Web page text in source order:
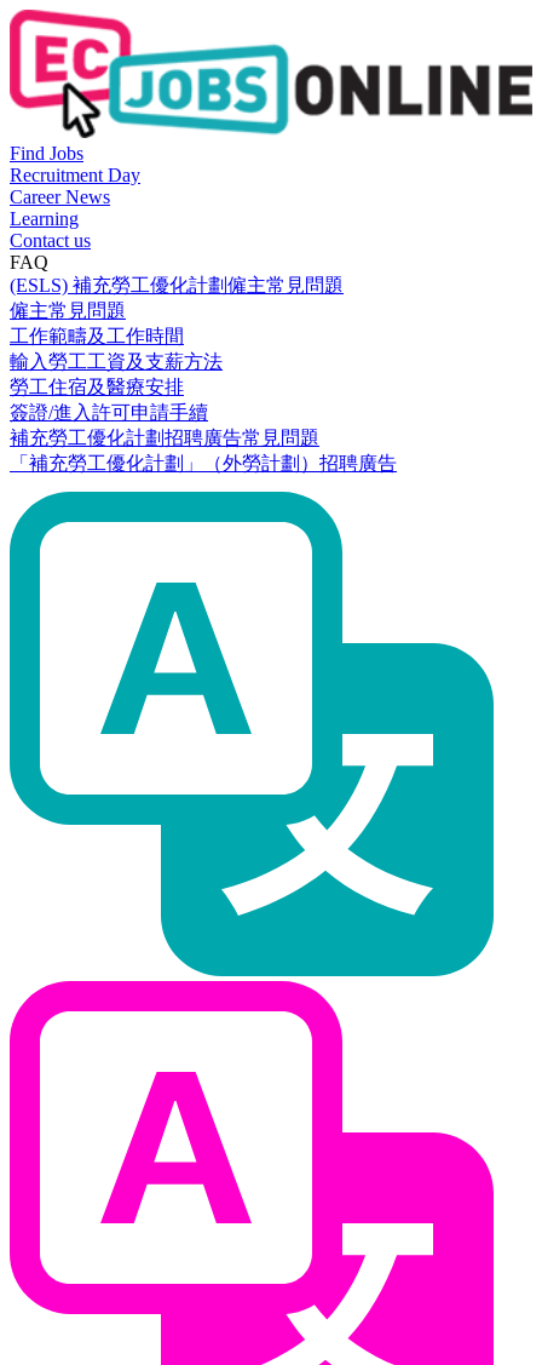
Find Jobs
Recruitment Day
Career News
Learning
Contact us
FAQ
(ESLS) 補充勞工優化計劃僱主常見問題
僱主常見問題
工作範疇及工作時間
輸入勞工工資及支薪方法
勞工住宿及醫療安排
簽證/進入許可申請手續
補充勞工優化計劃招聘廣告常見問題
「補充勞工優化計劃」（外勞計劃）招聘廣告